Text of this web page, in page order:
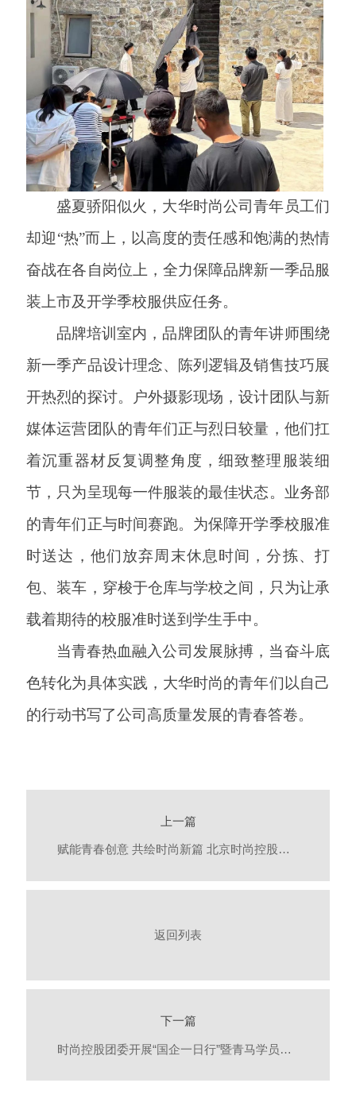
盛夏骄阳似火，大华时尚公司青年员工们
却迎“热”而上，以高度的责任感和饱满的热情
奋战在各自岗位上，全力保障品牌新一季品服
装上市及开学季校服供应任务。
品牌培训室内，品牌团队的青年讲师围绕
新一季产品设计理念、陈列逻辑及销售技巧展
开热烈的探讨。户外摄影现场，设计团队与新
媒体运营团队的青年们正与烈日较量，他们扛
着沉重器材反复调整角度，细致整理服装细
节，只为呈现每一件服装的最佳状态。业务部
的青年们正与时间赛跑。为保障开学季校服准
时送达，他们放弃周末休息时间，分拣、打
包、装车，穿梭于仓库与学校之间，只为让承
载着期待的校服准时送到学生手中。
当青春热血融入公司发展脉搏，当奋斗底
色转化为具体实践，大华时尚的青年们以自己
的行动书写了公司高质量发展的青春答卷。
上一篇
赋能青春创意 共绘时尚新篇 北京时尚控股青年设计师扶持计划正式启动
返回列表
下一篇
时尚控股团委开展“国企一日行”暨青马学员实践锻炼活动